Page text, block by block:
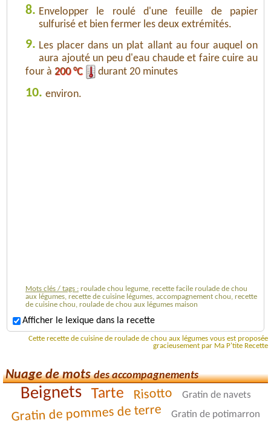
8. Envelopper le roulé d'une feuille de papier
sulfurisé et bien fermer les deux extrémités.
9. Les placer dans un plat allant au four auquel on
aura ajouté un peu d'eau chaude et faire cuire au
four à 200 °C durant 20 minutes
10. environ.
Mots clés / tags : roulade chou legume, recette facile roulade de chou
aux légumes, recette de cuisine légumes, accompagnement chou, recette
de cuisine chou, roulade de chou aux légumes maison
Afficher le lexique dans la recette
Cette recette de cuisine de roulade de chou aux légumes vous est proposée
gracieusement par Ma P'tite Recette
Nuage de motsdes accompagnements
Beignets Tarte Risotto Gratin de navets
Gratin de pommes de terre Gratin de potimarron